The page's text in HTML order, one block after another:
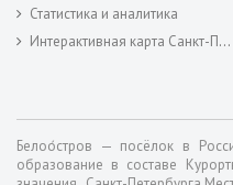
Статистика и аналитика
Интерактивная карта Санкт-Петербурга
Белоо́стров — посёлок в
образование в составе